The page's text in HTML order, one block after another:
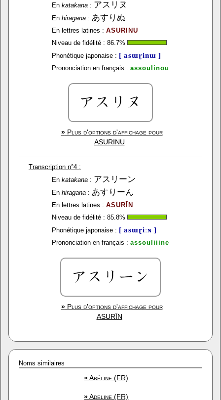
En katakana : アスリヌ
En hiragana : あすりぬ
En lettres latines : ASURINU
Niveau de fidélité : 86.7%
Phonétique japonaise : [ asɯɽinɯ ]
Prononciation en français : assoulinou
»Plus d'options d'affichage pour
ASURINU
Transcription n°4 :
En katakana : アスリーン
En hiragana : あすりーん
En lettres latines : ASURĪN
Niveau de fidélité : 85.8%
Phonétique japonaise : [ asɯɽiːɴ ]
Prononciation en français : assouliiine
»Plus d'options d'affichage pour
ASURĪN
Noms similaires
»Abéline (FR)
»Adeline (FR)